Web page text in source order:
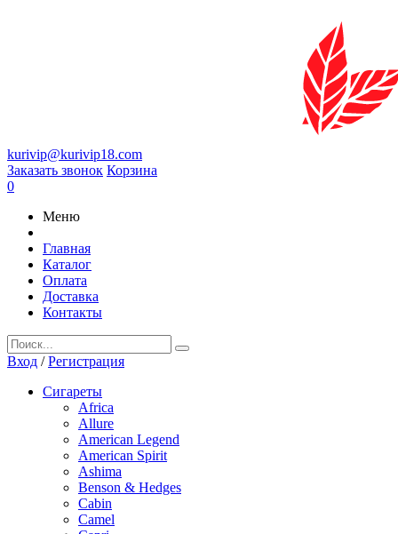
kurivip@kurivip18.com
Заказать звонок Корзина
0
Меню
Главная
Каталог
Оплата
Доставка
Контакты
Вход /Регистрация
Сигареты
Africa
Allure
American Legend
American Spirit
Ashima
Benson & Hedges
Cabin
Camel